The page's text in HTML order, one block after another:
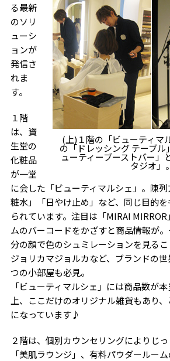
(上)１階の「ビューティマ
の「ドレッシング テーブ
ューティーブーストバー」
タジオ」。
る最新
のソリ
ューシ
ョンが
発信さ
れま
す。
１階
は、資
生堂の
化粧品
が一堂
に会した「ビューティマルシェ」。陳
粧水」「日やけ止め」など、同じ目的
られています。注目は「MIRAI
ムのバーコードをかざすと商品情報が
分の顔で色のシュミレーションを見る
ジョリカマジョルカなど、ブランドの
つの小部屋も必見。
「ビューティマルシェ」には商品数が
上、ここだけのオリジナル雑貨もあり
になっています♪
２階は、個別カウンセリングによりじ
「美肌ラウンジ」、有料パウダールー